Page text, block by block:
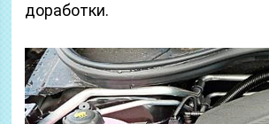
доработки.